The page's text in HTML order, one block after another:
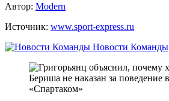
Автор: Modern
Источник: www.sport-express.ru
Новости Команды